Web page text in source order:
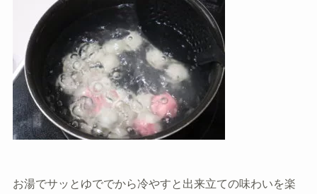
お湯でサッとゆででから冷やすと出来立ての味わいを楽